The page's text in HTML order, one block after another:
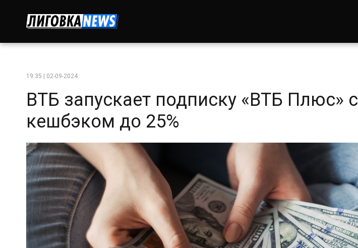
19:35 | 02-09-2024
ВТБ запускает подписку «ВТБ Плюс» с
кешбэком до 25%